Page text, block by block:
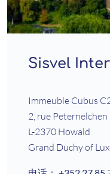
Sisvel
Immeuble Cubus
2, rue Peternelchen
L-2370 Howald
Grand Duchy of